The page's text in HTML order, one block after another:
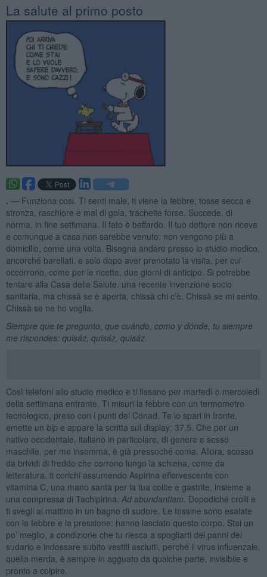
​La salute al primo posto
. — Funziona cosi. Ti senti male, ti viene la febbre, tosse secca e
stronza, raschiore e mal di gola, tracheite forse. Succede, di
norma, in fine settimana. Il fato è beffardo. Il tuo dottore non riceve
e comunque a casa non sarebbe venuto: non vengono più a
domicilio, come una volta. Bisogna andare presso lo studio medico,
ancorché barellati, e solo dopo aver prenotato la visita, per cui
occorrono, come per le ricette, due giorni di anticipo. Si potrebbe
tentare alla Casa della Salute, una recente invenzione socio
sanitaria, ma chissà se è aperta, chissà chi c’è. Chissà se mi sento.
Chissà se ne ho voglia.
Siempre que te pregunto, que cuándo, como y dónde, tu siempre
me rispondes: quisáz, quisáz, quisáz.
Così telefoni allo studio medico e ti fissano per martedì o mercoledì
della settimana entrante. Ti misuri la febbre con un termometro
tecnologico, preso con i punti del Conad. Te lo spari in fronte,
emette un bip e appare la scritta sul display: 37,5. Che per un
nativo occidentale, italiano in particolare, di genere e sesso
maschile, per me insomma, è già pressoché coma. Allora, scosso
da brividi di freddo che corrono lungo la schiena, come da
letteratura, ti corichi assumendo Aspirina effervescente con
vitamina C, una mano santa per la tua colite e gastrite, insieme a
una compressa di Tachipirina. Ad abundantiam . Dopodiché crolli e
ti svegli al mattino in un bagno di sudore. Le tossine sono esalate
con la febbre e la pressione: hanno lasciato questo corpo. Stai un
po’ meglio, a condizione che tu riesca a spogliarti dei panni del
sudario e indossare subito vestiti asciutti, perché il virus influenzale,
quella merda, è sempre in agguato da qualche parte, invisibile e
pronto a colpire.